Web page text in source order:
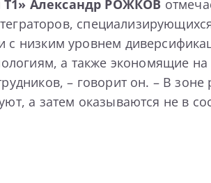
Александр РОЖКОВ
низким уровнем
а также экономящие
– говорит он. – В зоне
а затем оказываются не в